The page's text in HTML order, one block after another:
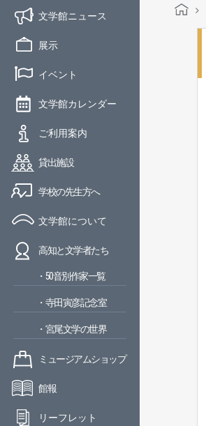
文学館ニュース
展示
イベント
文学館カレンダー
ご利用案内
貸出施設
学校の先生方へ
文学館について
高知と文学者たち
・50音別作家一覧
・寺田寅彦記念室
・宮尾文学の世界
ミュージアムショップ
館報
リーフレット